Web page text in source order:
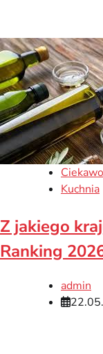
Kuchnia
Z jakiego
Ranking
admin